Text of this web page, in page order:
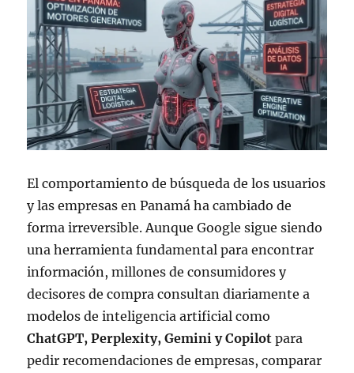
El comportamiento de búsqueda de los usuarios
y las empresas en Panamá ha cambiado de
forma irreversible. Aunque Google sigue siendo
una herramienta fundamental para encontrar
información, millones de consumidores y
decisores de compra consultan diariamente a
modelos de inteligencia artificial como
ChatGPT, Perplexity, Gemini y Copilot para
pedir recomendaciones de empresas, comparar